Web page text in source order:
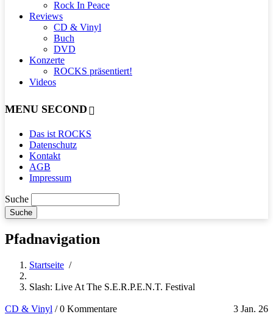
Rock In Peace
Reviews
CD & Vinyl
Buch
DVD
Konzerte
ROCKS präsentiert!
Videos
MENU SECOND
Das ist ROCKS
Datenschutz
Kontakt
AGB
Impressum
Suche
Pfadnavigation
Startseite /
Slash: Live At The S.E.R.P.E.N.T. Festival
CD & Vinyl 3 Jan. 26
/0 Kommentare